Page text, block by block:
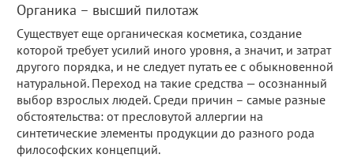
Органика – высший пилотаж
Существует еще органическая косметика, создание
которой требует усилий иного уровня, а значит, и затрат
другого порядка, и не следует путать ее с обыкновенной
натуральной. Переход на такие средства — осознанный
выбор взрослых людей. Среди причин – самые разные
обстоятельства: от пресловутой аллергии на
синтетические элементы продукции до разного рода
философских концепций.